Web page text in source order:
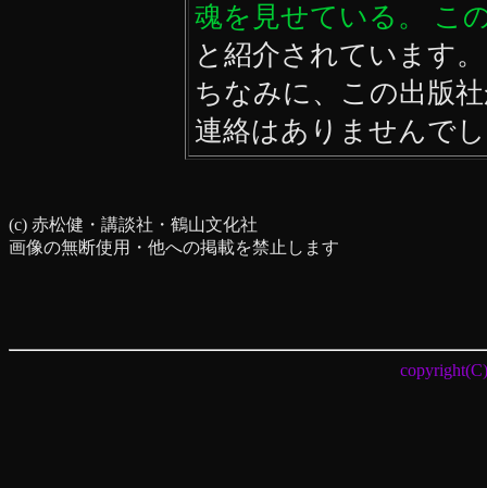
魂を見せている。 こ
と紹介されています。
ちなみに、この出版
連絡はありませんで
(c) 赤松健・講談社・鶴山文化社
画像の無断使用・他への掲載を禁止します